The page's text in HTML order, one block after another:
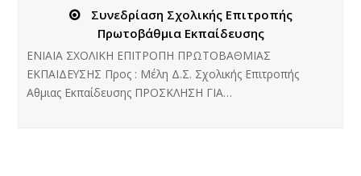
Συνεδρίαση Σχολικής Επιτροπής
Πρωτοβάθμια Εκπαίδευσης
ΕΝΙΑΙΑ ΣΧΟΛΙΚΗ ΕΠΙΤΡΟΠΗ ΠΡΩΤΟΒΑΘΜΙΑΣ
ΕΚΠΑΙΔΕΥΣΗΣ Προς : Μέλη Δ.Σ. Σχολικής Επιτροπής
Αθμιας Εκπαίδευσης ΠΡΟΣΚΛΗΣΗ ΓΙΑ…